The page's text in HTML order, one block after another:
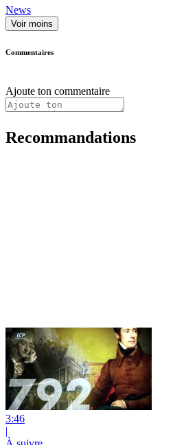
News
Voir moins
Commentaires
Ajoute ton commentaire
Recommandations
3:46
|